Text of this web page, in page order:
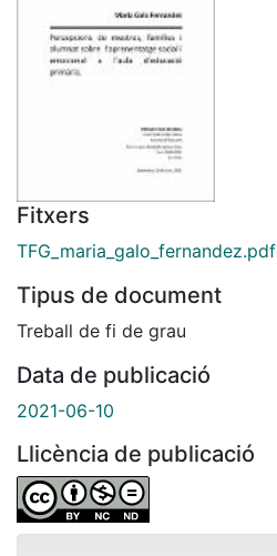
Fitxers
TFG_maria_galo_fernandez.pdf
Tipus de document
Treball de fi de grau
Data de publicació
2021-06-10
Llicència de publicació